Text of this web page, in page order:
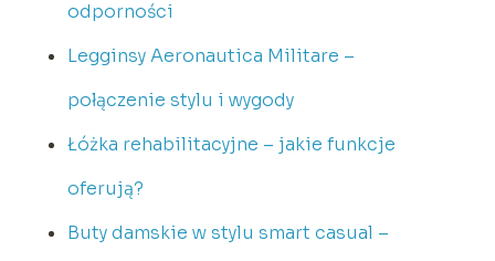
odporności
Legginsy Aeronautica Militare –
połączenie stylu i wygody
Łóżka rehabilitacyjne – jakie funkcje
oferują?
Buty damskie w stylu smart casual –